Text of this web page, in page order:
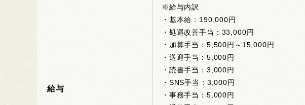
給与
※給与内訳
・基本給：190,000円
・処遇改善手当：33,000円
・加算手当：5,500円～15,000円
・送迎手当：5,000円
・読書手当：3,000円
・SNS手当：3,000円
・事務手当：5,000円